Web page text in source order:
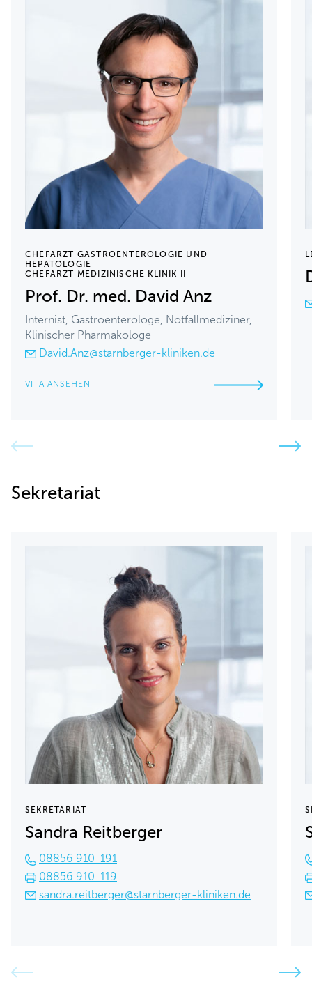
CHEFARZT GASTROENTEROLOGIE UND
HEPATOLOGIE
CHEFARZT MEDIZINISCHE KLINIK II
Prof. Dr. med. David Anz
Internist, Gastroenterologe, Notfallmediziner,
Klinischer Pharmakologe
David.Anz@starnberger-kliniken.de
VITA ANSEHEN
Sekretariat
SEKRETARIAT
Sandra Reitberger
08856 910-191
08856 910-119
sandra.reitberger@starnberger-kliniken.de